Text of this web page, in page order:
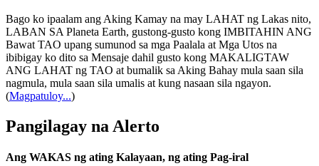
Bago ko ipaalam ang Aking Kamay na may LAHAT ng Lakas nito,
LABAN SA Planeta Earth, gustong-gusto kong IMBITAHIN ANG
Bawat TAO upang sumunod sa mga Paalala at Mga Utos na
ibibigay ko dito sa Mensaje dahil gusto kong MAKALIGTAW
ANG LAHAT ng TAO at bumalik sa Aking Bahay mula saan sila
nagmula, mula saan sila umalis at kung nasaan sila ngayon.
(Magpatuloy...)
Pangilagay na Alerto
Ang WAKAS ng ating Kalayaan, ng ating Pag-iral